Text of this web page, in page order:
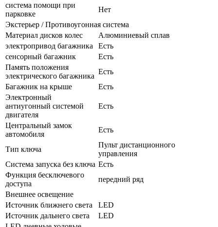
система помощи при
парковке
Нет
Экстерьер / Противоугонная система
Материал дисков колес
Алюминиевый сплав
электропривод багажника
Есть
сенсорный багажник
Есть
Память положения
электрического багажника
Есть
Багажник на крыше
Есть
Электронный
антиугонный системой
двигателя
Есть
Центральный замок
автомобиля
Есть
Тип ключа
Пульт дистанционного
управления
Система запуска без ключа Есть
Функция бесключевого
доступа
передний ряд
Внешнее освещение
Источник ближнего света
LED
Источник дальнего света
LED